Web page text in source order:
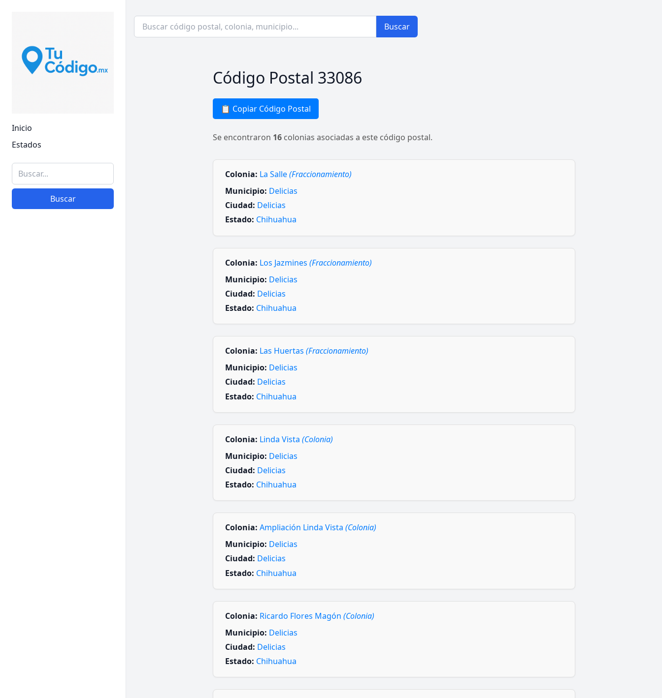
Inicio
Estados
Buscar
Buscar
Código Postal 33086
📋 Copiar Código Postal
Se encontraron 16 colonias asociadas a este código postal.
Colonia: La Salle(Fraccionamiento)
Municipio: Delicias
Ciudad: Delicias
Estado: Chihuahua
Colonia: Los Jazmines (Fraccionamiento)
Municipio: Delicias
Ciudad: Delicias
Estado: Chihuahua
Colonia: Las Huertas (Fraccionamiento)
Municipio: Delicias
Ciudad: Delicias
Estado: Chihuahua
Colonia: Linda Vista (Colonia)
Municipio: Delicias
Ciudad: Delicias
Estado: Chihuahua
Colonia: Ampliación Linda Vista (Colonia)
Municipio: Delicias
Ciudad: Delicias
Estado: Chihuahua
Colonia: Ricardo Flores Magón (Colonia)
Municipio: Delicias
Ciudad: Delicias
Estado: Chihuahua